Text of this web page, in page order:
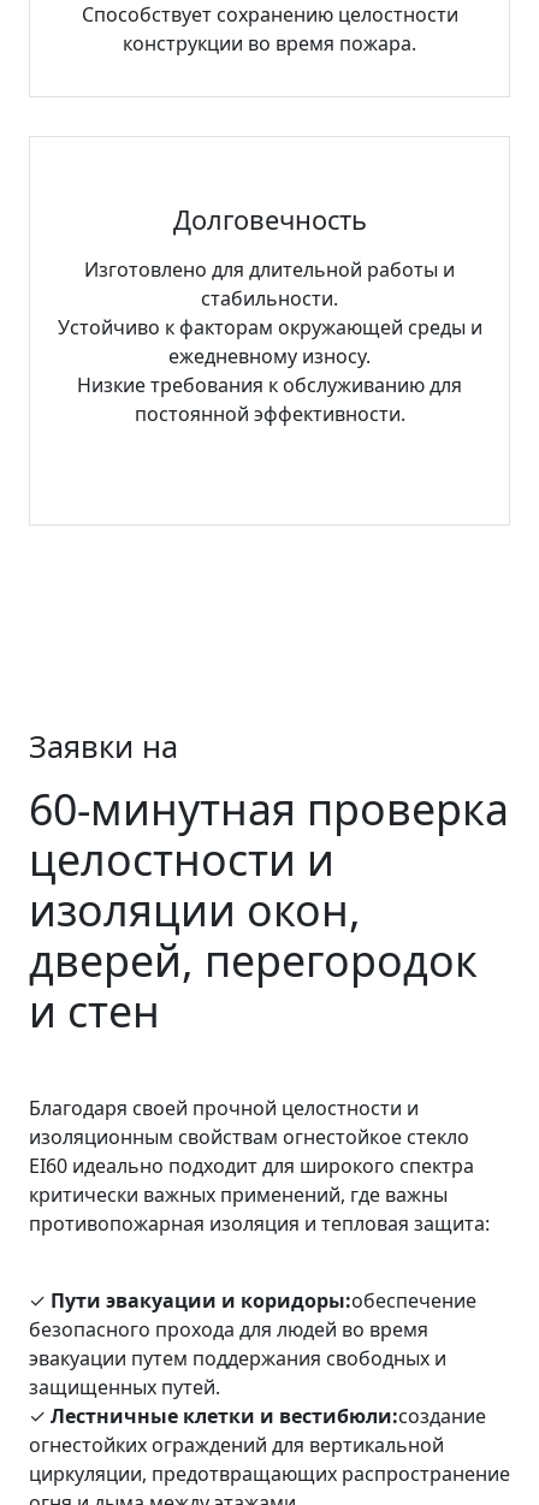
Способствует сохранению целостности
конструкции во время пожара.
Долговечность
Изготовлено для длительной работы и
стабильности.
Устойчиво к факторам окружающей среды и
ежедневному износу.
Низкие требования к обслуживанию для
постоянной эффективности.
Заявки на
60-минутная проверка
целостности и
изоляции окон,
дверей, перегородок
и стен
Благодаря своей прочной целостности и
изоляционным свойствам огнестойкое стекло
EI60 идеально подходит для широкого спектра
критически важных применений, где важны
противопожарная изоляция и тепловая защита:
✓ Пути эвакуации и коридоры:обеспечение
безопасного прохода для людей во время
эвакуации путем поддержания свободных и
защищенных путей.
✓ Лестничные клетки и вестибюли:создание
огнестойких ограждений для вертикальной
циркуляции, предотвращающих распространение